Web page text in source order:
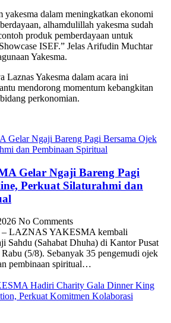
yakesma dalam meningkatkan ekonomi
alhamdulillah yakesma sudah
produk pemberdayaan untuk
ISEF.” Jelas Arifudin Muchtar
Yakesma.
Laznas Yakesma dalam acara ini
mendorong momentum kebangkitan
perkonomian.
Gelar Ngaji Bareng Pagi
Perkuat Silaturahmi dan
No Comments
– LAZNAS YAKESMA kembali
Sahdu (Sahabat Dhuha) di Kantor Pusat
(5/8). Sebanyak 35 pengemudi ojek
pembinaan spiritual…